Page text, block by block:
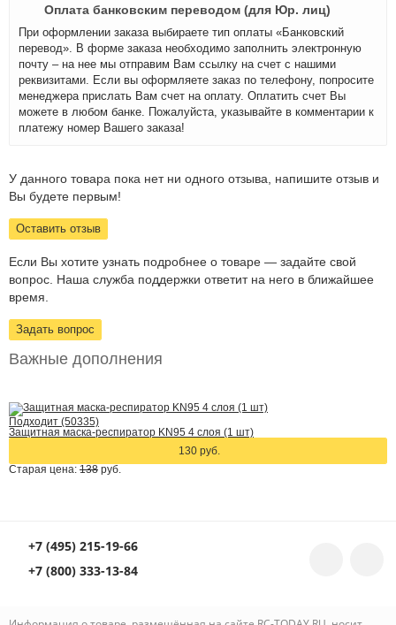
Оплата банковским переводом (для Юр. лиц)
При оформлении заказа выбираете тип оплаты «Банковский
перевод». В форме заказа необходимо заполнить электронную
почту – на нее мы отправим Вам ссылку на счет с нашими
реквизитами. Если вы оформляете заказ по телефону, попросите
менеджера прислать Вам счет на оплату. Оплатить счет Вы
можете в любом банке. Пожалуйста, указывайте в комментарии к
платежу номер Вашего заказа!
У данного товара пока нет ни одного отзыва, напишите отзыв и
Вы будете первым!
Оставить отзыв
Если Вы хотите узнать подробнее о товаре — задайте свой
вопрос. Наша служба поддержки ответит на него в ближайшее
время.
Задать вопрос
Важные дополнения
Подходит (50335)
Защитная маска-респиратор KN95 4 слоя (1 шт)
130 руб.
Старая цена: 138 руб.
+7 (495) 215-19-66
+7 (800) 333-13-84